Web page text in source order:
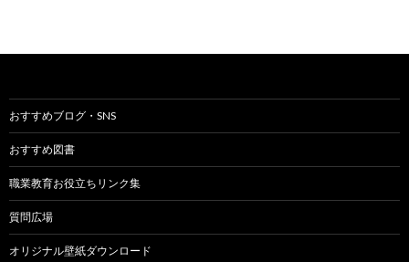
おすすめブログ・SNS
おすすめ図書
職業教育お役立ちリンク集
質問広場
オリジナル壁紙ダウンロード